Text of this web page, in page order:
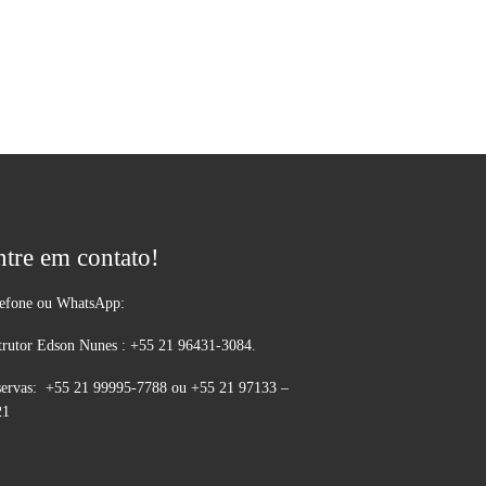
em contato!
ou WhatsApp:
Edson Nunes : +55 21 96431-3084.
+55 21 99995-7788 ou +55 21 97133 –